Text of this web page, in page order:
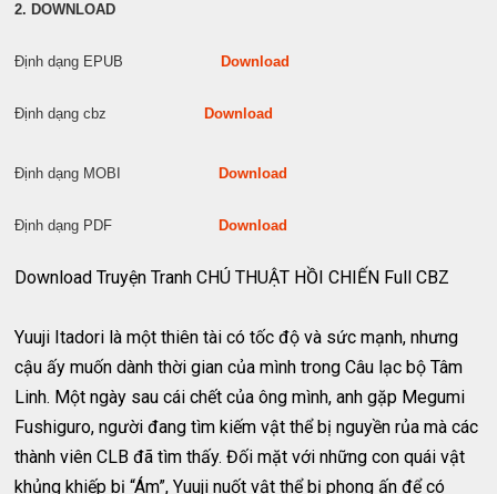
2. DOWNLOAD
Định dạng EPUB Download
Định dạng cbz Download
Định dạng MOBI Download
Định dạng PDF Download
Download Truyện Tranh CHÚ THUẬT HỒI CHIẾN Full CBZ
Yuuji Itadori là một thiên tài có tốc độ và sức mạnh, nhưng
cậu ấy muốn dành thời gian của mình trong Câu lạc bộ Tâm
Linh. Một ngày sau cái chết của ông mình, anh gặp Megumi
Fushiguro, người đang tìm kiếm vật thể bị nguyền rủa mà các
thành viên CLB đã tìm thấy. Đối mặt với những con quái vật
khủng khiếp bị “Ám”, Yuuji nuốt vật thể bị phong ấn để có